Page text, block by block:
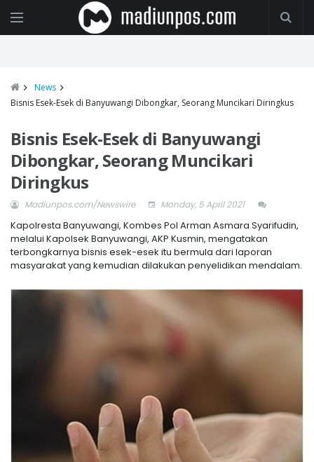
News
Bisnis Esek-Esek di Banyuwangi Dibongkar, Seorang Muncikari Diringkus
Bisnis Esek-Esek di Banyuwangi
Dibongkar, Seorang Muncikari
Diringkus
Madiunpos.com/Newswire Monday, 5 April 2021
Kapolresta Banyuwangi, Kombes Pol Arman Asmara Syarifudin,
melalui Kapolsek Banyuwangi, AKP Kusmin, mengatakan
terbongkarnya bisnis esek-esek itu bermula dari laporan
masyarakat yang kemudian dilakukan penyelidikan mendalam.